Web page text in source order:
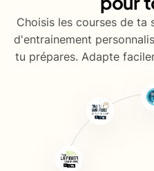
Choisis les courses de ta
d'entrainement
tu prépares. Adapte